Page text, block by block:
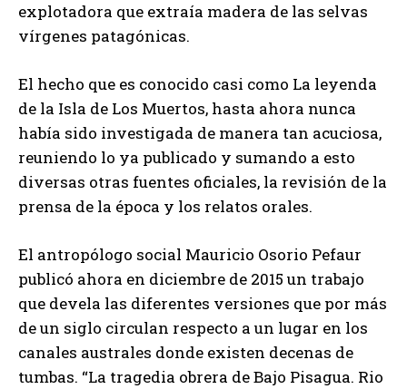
explotadora que extraía madera de las selvas
vírgenes patagónicas.
El hecho que es conocido casi como La leyenda
de la Isla de Los Muertos, hasta ahora nunca
había sido investigada de manera tan acuciosa,
reuniendo lo ya publicado y sumando a esto
diversas otras fuentes oficiales, la revisión de la
prensa de la época y los relatos orales.
El antropólogo social Mauricio Osorio Pefaur
publicó ahora en diciembre de 2015 un trabajo
que devela las diferentes versiones que por más
de un siglo circulan respecto a un lugar en los
canales australes donde existen decenas de
tumbas. “La tragedia obrera de Bajo Pisagua. Rio